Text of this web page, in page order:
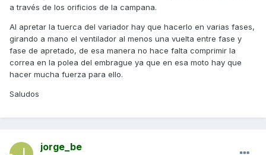
a través de los orificios de la campana.
Al apretar la tuerca del variador hay que hacerlo en varias fases,
girando a mano el ventilador al menos una vuelta entre fase y
fase de apretado, de esa manera no hace falta comprimir la
correa en la polea del embrague ya que en esa moto hay que
hacer mucha fuerza para ello.
Saludos
jorge_be